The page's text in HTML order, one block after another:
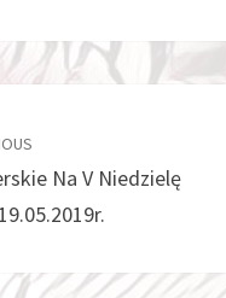
Na V Niedzielę